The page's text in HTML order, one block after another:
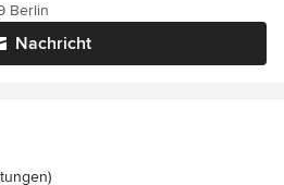
Nachricht
Berlin
5 von 5 Sternen